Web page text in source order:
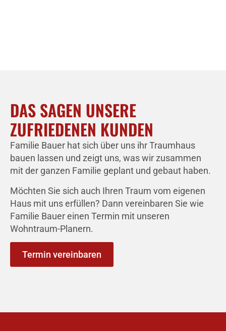
DAS SAGEN UNSERE
ZUFRIEDENEN KUNDEN
Familie Bauer hat sich über uns ihr Traumhaus
bauen lassen und zeigt uns, was wir zusammen
mit der ganzen Familie geplant und gebaut haben.
Möchten Sie sich auch Ihren Traum vom eigenen
Haus mit uns erfüllen? Dann vereinbaren Sie wie
Familie Bauer einen Termin mit unseren
Wohntraum-Planern.
Termin vereinbaren